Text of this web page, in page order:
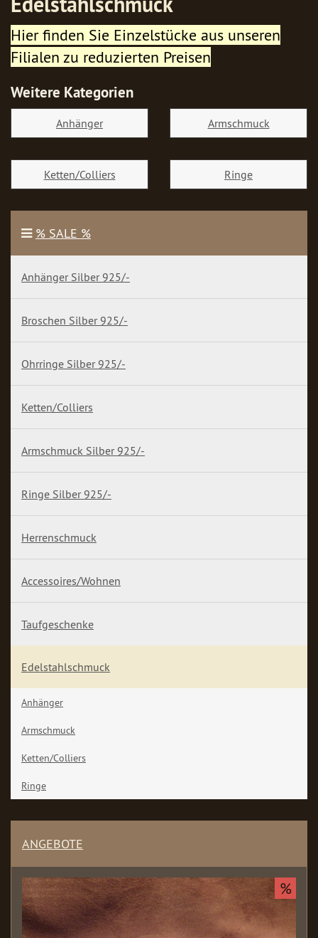
Hier finden Sie Einzelstücke aus unseren
Filialen zu reduzierten Preisen
Weitere Kategorien
Anhänger Armschmuck
Ketten/Colliers Ringe
% SALE %
Anhänger Silber 925/-
Broschen Silber 925/-
Ohrringe Silber 925/-
Ketten/Colliers
Armschmuck Silber 925/-
Ringe Silber 925/-
Herrenschmuck
Accessoires/Wohnen
Taufgeschenke
Edelstahlschmuck
Anhänger
Armschmuck
Ketten/Colliers
Ringe
ANGEBOTE
%